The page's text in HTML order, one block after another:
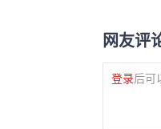
网友评
登录后可